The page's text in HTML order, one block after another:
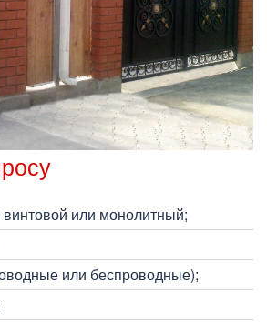
или монолитный;
или беспроводные);